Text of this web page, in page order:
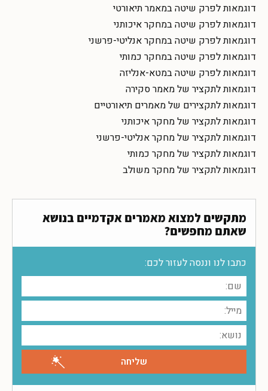
דוגמאות לפרק שיטה במאמר תיאורטי
דוגמאות לפרק שיטה במחקר איכותני
דוגמאות לפרק שיטה במחקר אנליטי-פרשני
דוגמאות לפרק שיטה במחקר כמותי
דוגמאות לפרק שיטה במטא-אנליזה
דוגמאות לתקציר של מאמר סקירה
דוגמאות לתקצירים של מאמרים תיאורטיים
דוגמאות לתקציר של מחקר איכותני
דוגמאות לתקציר של מחקר אנליטי-פרשני
דוגמאות לתקציר של מחקר כמותי
דוגמאות לתקציר של מחקר משולב
מתקשים למצוא מאמרים אקדמיים בנושא
שאתם מחפשים?
כתבו לנו וננסה לעזור לכם: